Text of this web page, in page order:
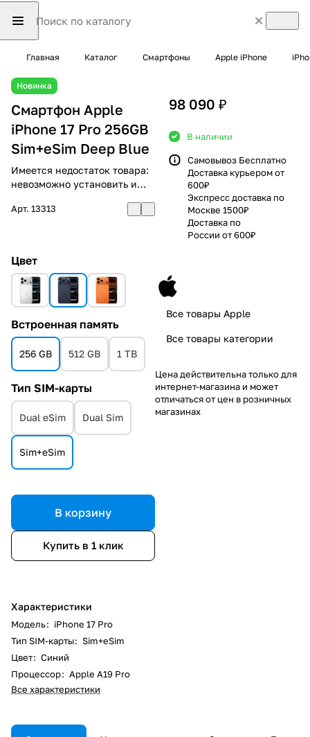
Главная Каталог Смартфоны Apple iPhone
Новинка
Смартфон Apple
iPhone 17 Pro 256GB
Sim+eSim Deep Blue
Имеется недостаток товара:
невозможно установить и
Арт. 13313
Цвет
Встроенная память
256 GB 512 GB 1 TB
Тип SIM-карты
Dual eSim Dual Sim
Sim+eSim
В корзину
Купить в 1 клик
Характеристики
Модель: iPhone 17 Pro
Тип SIM-карты: Sim+eSim
Цвет: Синий
Процессор: Apple A19 Pro
Все характеристики
98 090 ₽
В наличии
Самовывоз Бесплатно
Доставка курьером от
600₽
Экспресс доставка по
Москве 1500₽
Доставка по
России от 600₽
Все товары Apple
Все товары категории
Цена действительна только для
интернет-магазина и может
отличаться от цен в розничных
магазинах